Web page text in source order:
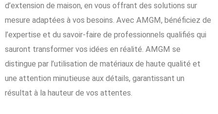
d’extension de maison, en vous offrant des solutions sur
mesure adaptées à vos besoins. Avec AMGM, bénéficiez de
l’expertise et du savoir-faire de professionnels qualifiés qui
sauront transformer vos idées en réalité. AMGM se
distingue par l’utilisation de matériaux de haute qualité et
une attention minutieuse aux détails, garantissant un
résultat à la hauteur de vos attentes.